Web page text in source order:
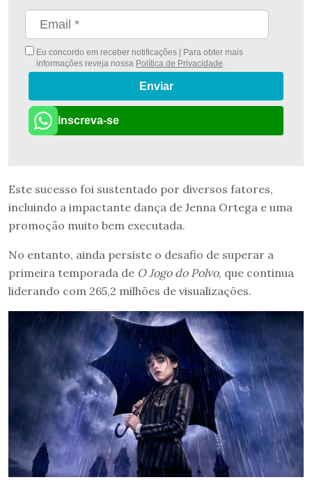
Eu concordo em receber notificações | Para obter mais
informações reveja nossa Política de Privacidade.
Enviar
Inscreva-se
Este sucesso foi sustentado por diversos fatores,
incluindo a impactante dança de Jenna Ortega e uma
promoção muito bem executada.
No entanto, ainda persiste o desafio de superar a
primeira temporada de O Jogo do Polvo, que continua
liderando com 265,2 milhões de visualizações.